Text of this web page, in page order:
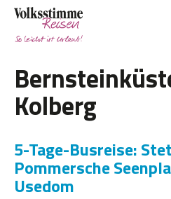
Kolberg
5-Tage-Busreise:
Pommersche
Usedom